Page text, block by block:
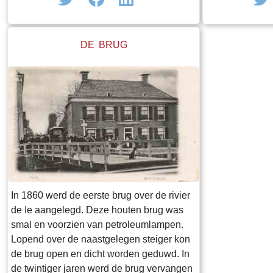
meestal een
DE BRUG
In 1860 werd de eerste brug over de rivier
de Ie aangelegd. Deze houten brug was
smal en voorzien van petroleumlampen.
Lopend over de naastgelegen steiger kon
de brug open en dicht worden geduwd. In
de twintiger jaren werd de brug vervangen